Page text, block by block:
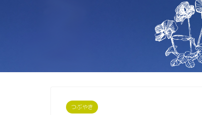
つぶやき